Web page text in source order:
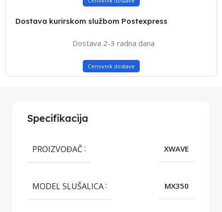
Dostava kurirskom službom Postexpress
Dostava 2-3 radna dana
Cenovnik dostave
Specifikacija
PROIZVOĐAČ XWAVE
MODEL SLUŠALICA MX350